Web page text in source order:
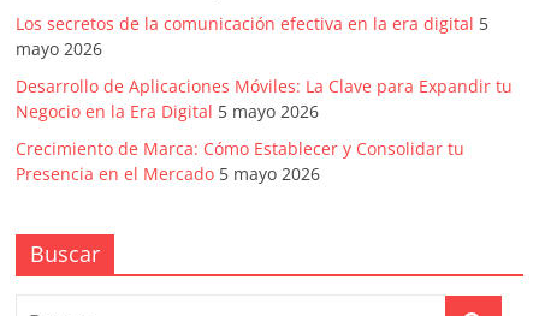
Los secretos de la comunicación efectiva en la era digital 5
mayo 2026
Desarrollo de Aplicaciones Móviles: La Clave para Expandir tu
Negocio en la Era Digital 5 mayo 2026
Crecimiento de Marca: Cómo Establecer y Consolidar tu
Presencia en el Mercado 5 mayo 2026
Buscar